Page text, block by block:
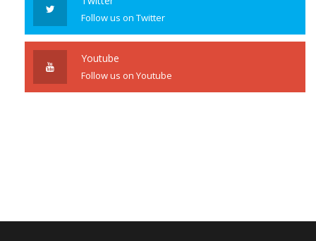
Follow us on Twitter
Youtube
Follow us on Youtube